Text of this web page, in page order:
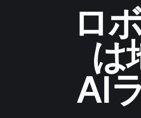
ロ
は
AI